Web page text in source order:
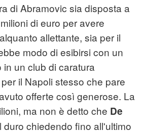
di Abramovic sia disposta a
di euro per avere
allettante, sia per il
modo di esibirsi con un
un club di caratura
il Napoli stesso che pare
offerte così generose. La
ma non è detto che De
duro chiedendo fino all'ultimo